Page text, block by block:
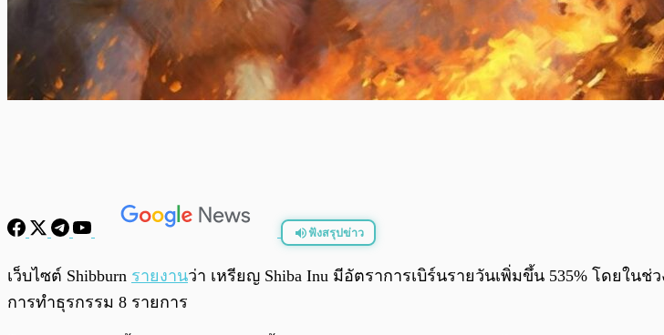
ฟังสรุปข่าว
พร้อมเล่น
เว็บไซต์ Shibburn รายงานว่า เหรียญ Shiba Inu มีอัตราการเบิร์นรายวันเพิ่มขึ้น 535% โดยในช่
การทำธุรกรรม 8 รายการ